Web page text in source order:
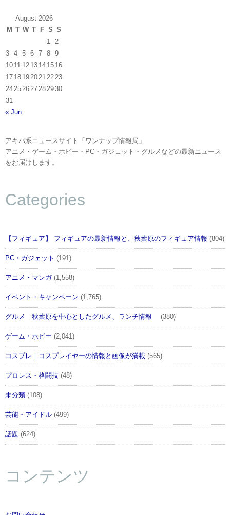
August 2026
M T W T F S S
1
2
3
4 5 6 7 8
9
10 11 12 13 14 15 16
17 18 19 20 21 22 23
24 25 26 27 28 2930
31
« Jun
アキバ系ニュースサイト「ワンナップ情報局」
アニメ・ゲーム・ホビー・PC・ガジェット・グルメなどの最新ニュース
をお届けします。
Categories
【フィギュア】 フィギュアの最新情報と、秋葉原のフィギュア情報 (804)
PC・ガジェット (191)
アニメ・マンガ(1,558)
イベント・キャンペーン (1,765)
グルメ 秋葉原を中心としたグルメ、ランチ情報 (380)
ゲーム・ホビー (2,041)
コスプレ｜コスプレイヤーの情報と画像が満載 (565)
プロレス・格闘技 (48)
未分類 (108)
芸能・アイドル (499)
話題 (624)
コンテンツ